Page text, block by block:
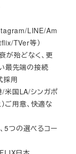
LINE/Am
TVer等）
が殆どなく、更
最先端の接続
採用
米国LA/シンガポ
ご用意、快適な
5つの選べるコー